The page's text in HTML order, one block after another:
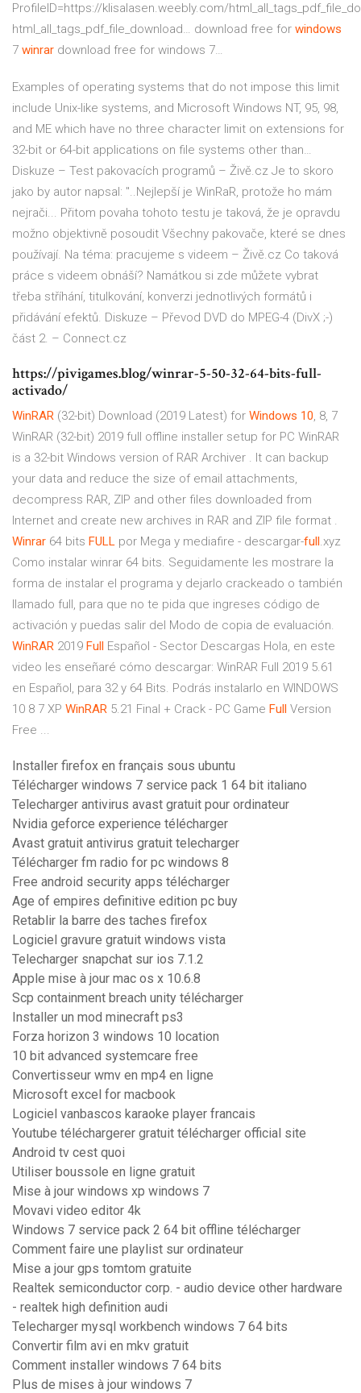
ProfileID=https://klisalasen.weebly.com/
html_all_tags_pdf_file_download… download free for windows
7 winrar download free for windows 7…
Examples of operating systems that do not impose this limit
include Unix-like systems, and Microsoft Windows NT, 95, 98,
and ME which have no three character limit on extensions for
32-bit or 64-bit applications on file systems other than…
Diskuze – Test pakovacích programů – Živě.cz Je to skoro
jako by autor napsal: "..Nejlepší je WinRaR, protože ho mám
nejrači... Přitom povaha tohoto testu je taková, že je opravdu
možno objektivně posoudit Všechny pakovače, které se dnes
používají. Na téma: pracujeme s videem – Živě.cz Co taková
práce s videem obnáší? Namátkou si zde můžete vybrat
třeba stříhání, titulkování, konverzi jednotlivých formátů i
přidávání efektů. Diskuze – Převod DVD do MPEG-4 (DivX ;-)
část 2. – Connect.cz
https://pivigames.blog/winrar-5-50-32-64-bits-full-
activado/
WinRAR (32-bit) Download (2019 Latest) for Windows 10, 8, 7
WinRAR (32-bit) 2019 full offline installer setup for PC WinRAR
is a 32-bit Windows version of RAR Archiver . It can backup
your data and reduce the size of email attachments,
decompress RAR, ZIP and other files downloaded from
Internet and create new archives in RAR and ZIP file format .
Winrar 64 bits FULL por Mega y mediafire - descargar-full .xyz
Como instalar winrar 64 bits. Seguidamente les mostrare la
forma de instalar el programa y dejarlo crackeado o también
llamado full, para que no te pida que ingreses código de
activación y puedas salir del Modo de copia de evaluación.
WinRAR 2019 Full
Español - Sector Descargas Hola, en este
video les enseñaré cómo descargar: WinRAR Full 2019 5.61
en Español, para 32 y 64 Bits. Podrás instalarlo en WINDOWS
10 8 7 XP WinRAR 5.21 Final + Crack - PC Game Full
Version
Free ...
Installer firefox en français sous ubuntu
Télécharger windows 7 service pack 1 64 bit italiano
Telecharger antivirus avast gratuit pour ordinateur
Nvidia geforce experience télécharger
Avast gratuit antivirus gratuit telecharger
Télécharger fm radio for pc windows 8
Free android security apps télécharger
Age of empires definitive edition pc buy
Retablir la barre des taches firefox
Logiciel gravure gratuit windows vista
Telecharger snapchat sur ios 7.1.2
Apple mise à jour mac os x 10.6.8
Scp containment breach unity télécharger
Installer un mod minecraft ps3
Forza horizon 3 windows 10 location
10 bit advanced systemcare free
Convertisseur wmv en mp4 en ligne
Microsoft excel for macbook
Logiciel vanbascos karaoke player francais
Youtube téléchargerer gratuit télécharger official site
Android tv cest quoi
Utiliser boussole en ligne gratuit
Mise à jour windows xp windows 7
Movavi video editor 4k
Windows 7 service pack 2 64 bit offline télécharger
Comment faire une playlist sur ordinateur
Mise a jour gps tomtom gratuite
Realtek semiconductor corp. - audio device other hardware
- realtek high definition audi
Telecharger mysql workbench windows 7 64 bits
Convertir film avi en mkv gratuit
Comment installer windows 7 64 bits
Plus de mises à jour windows 7